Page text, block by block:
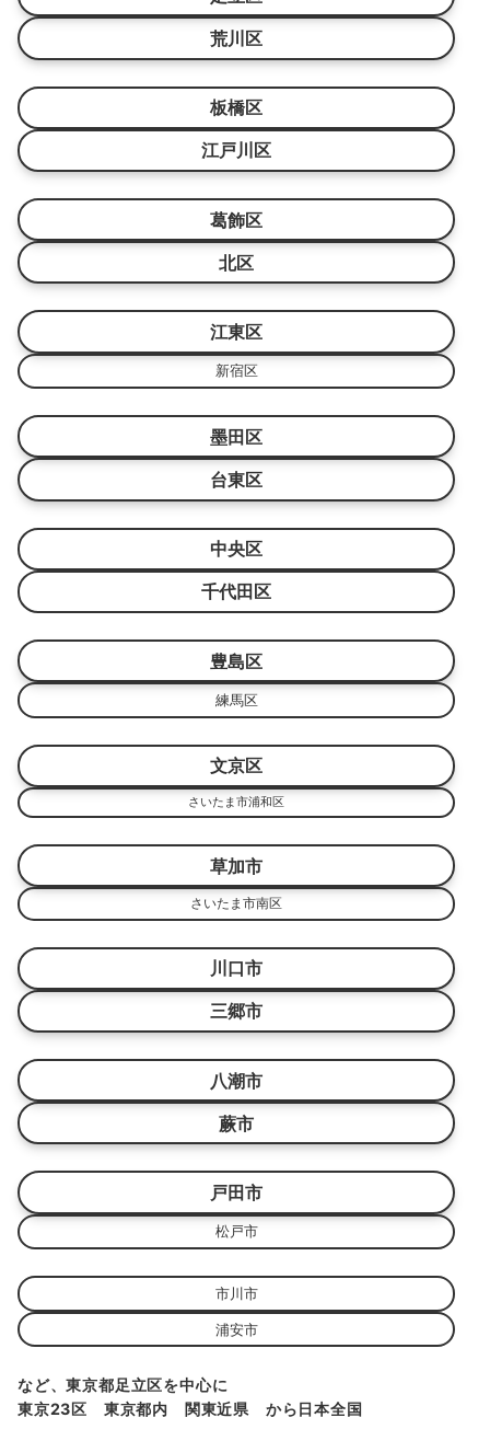
荒川区
板橋区
江戸川区
葛飾区
北区
江東区
新宿区
墨田区
台東区
中央区
千代田区
豊島区
練馬区
文京区
さいたま市浦和区
草加市
さいたま市南区
川口市
三郷市
八潮市
蕨市
戸田市
松戸市
市川市
浦安市
など、東京都足立区を中心に
東京23区 東京都内 関東近県 から日本全国